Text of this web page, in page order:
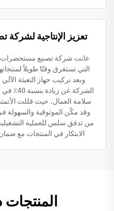
تعزيز الإنتاجية
عانت شركة تصنيع مستحضرات
التي تستغرق وقتًا طويلاً
وبعد تركيب جهاز التعبئة
الشركة
سلامة العمال، حيث قللت
وقد مكّن الموثوقية والسهولة في
من تدفق سلس للعملية
الابتكار في المنتجات مع ضمان